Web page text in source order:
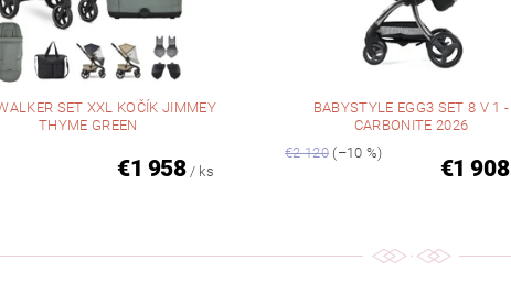
SET XXL KOČÍK JIMMEY
THYME GREEN
€1 958 / ks
BABYSTYLE EGG3 SET 8 V 1 -
CARBONITE 2026
€2 120(–10 %)
€1 908